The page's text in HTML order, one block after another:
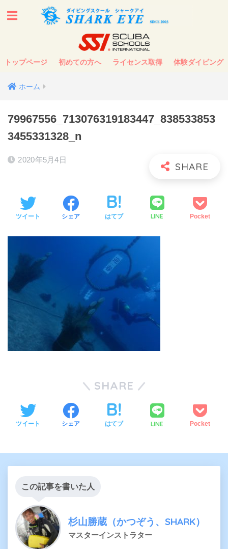
トップページ 初めての方へ ライセンス取得 体験ダイビング
ホーム
79967556_713076319183447_838533853
3455331328_n
2020年5月4日
ツイート シェア はてブ LINE Pocket
SHARE
ツイート シェア はてブ LINE Pocket
この記事を書いた人
杉山勝蔵（かつぞう、SHARK）
マスターインストラター